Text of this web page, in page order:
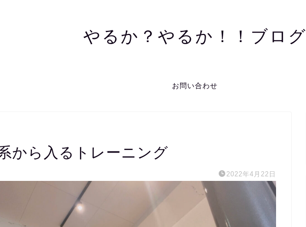
やるか？やるか！！ブログ
お問い合わせ
から入るトレーニング
2022年4月22日